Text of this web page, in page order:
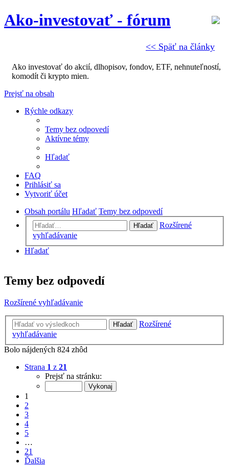
<< Späť na články
Ako-investovať - fórum
Ako investovať do akcií, dlhopisov, fondov, ETF, nehnuteľností,
komodít či krypto mien.
Prejsť na obsah
Rýchle odkazy
Temy bez odpovedí
Aktívne témy
Hľadať
FAQ
Prihlásiť sa
Vytvoriť účet
Obsah portálu Hľadať Temy bez odpovedí
Hľadať
Rozšírené
vyhľadávanie
Hľadať
Temy bez odpovedí
Rozšírené vyhľadávanie
Hľadať
Rozšírené
vyhľadávanie
Bolo nájdených 824 zhôd
Strana 1 z 21
Prejsť na stránku:
1
2
3
4
5
…
21
Ďalšia